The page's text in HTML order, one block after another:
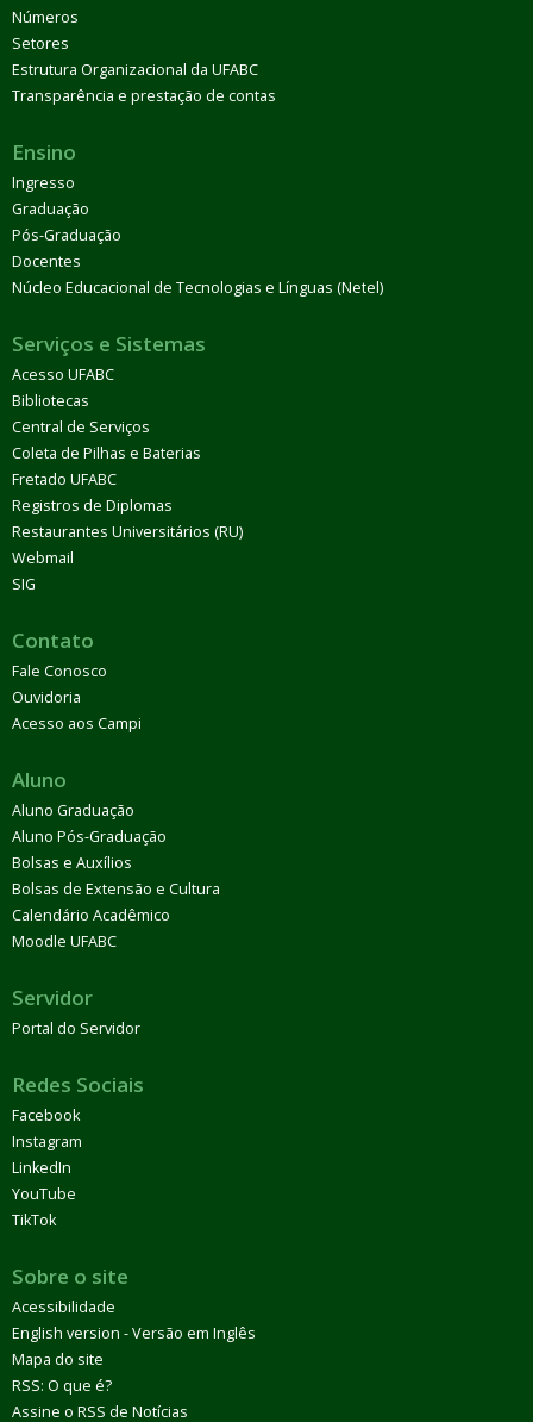
Números
Setores
Estrutura Organizacional da UFABC
Transparência e prestação de contas
Ensino
Ingresso
Graduação
Pós-Graduação
Docentes
Núcleo Educacional de Tecnologias e Línguas (Netel)
Serviços e Sistemas
Acesso UFABC
Bibliotecas
Central de Serviços
Coleta de Pilhas e Baterias
Fretado UFABC
Registros de Diplomas
Restaurantes Universitários (RU)
Webmail
SIG
Contato
Fale Conosco
Ouvidoria
Acesso aos Campi
Aluno
Aluno Graduação
Aluno Pós-Graduação
Bolsas e Auxílios
Bolsas de Extensão e Cultura
Calendário Acadêmico
Moodle UFABC
Servidor
Portal do Servidor
Redes Sociais
Facebook
Instagram
LinkedIn
YouTube
TikTok
Sobre o site
Acessibilidade
English version - Versão em Inglês
Mapa do site
RSS: O que é?
Assine o RSS de Notícias